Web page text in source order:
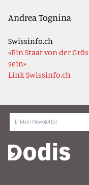
Andrea Tognina
Swissinfo.ch
«Ein Staat von der
sein»
Link Swissinfo.ch